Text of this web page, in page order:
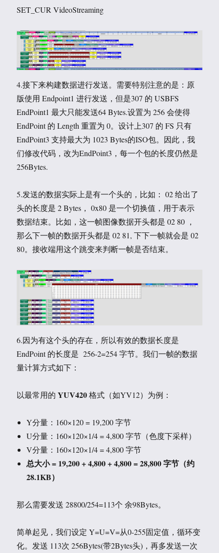
SET_CUR VideoStreaming
4.接下来构建数据进行发送。需要特别注意的是：原
版使用 Endpoint1 进行发送，但是307 的 USBFS
EndPoint1 最大只能发送64 Bytes.设置为 256 会使得
EndPoint 的 Length 重置为 0。设计上307 的 FS 只有
EndPoint3 支持最大为 1023 Bytes的ISO包。因此，我
们修改代码，改为EndPoint3，每一个包的长度仍然是
256Bytes.
5.发送的数据实际上是有一个头的，比如： 02 给出了
头的长度是 2 Bytes， 0x80 是一个切换值，用于表示
数据结束。比如，这一帧图像数据开头都是 02 80 ，
那么下一帧的数据开头都是 02 81, 下下一帧就会是 02
80。接收端用这个跳变来判断一帧是否结束。
6.因为有这个头的存在，所以有效的数据长度是
EndPoint 的长度是 256-2=254 字节。我们一帧的数据
量计算方式如下：
以最常用的 ‌YUV420‌ 格式（如YV12）为例：
Y分量：160×120 = 19,200 字节
U分量：160×120×1/4 = 4,800 字节（色度下采样）
V分量：160×120×1/4 = 4,800 字节
总大小 = 19,200 + 4,800 + 4,800 = 28,800字节（约
28.1KB）
那么需要发送 28800/254=113个 余98Bytes。
简单起见，我们设定 Y=U=V=从0-255固定值，循环变
化。发送 113次 256Bytes(带2Bytes头)，再多发送一次